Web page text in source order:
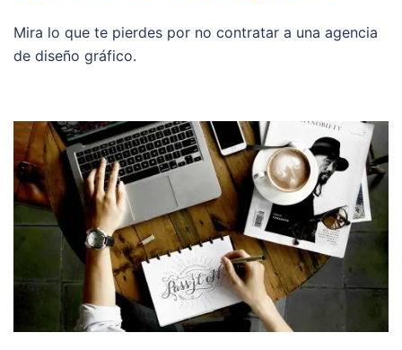
Mira lo que te pierdes por no contratar a una agencia
de diseño gráfico.